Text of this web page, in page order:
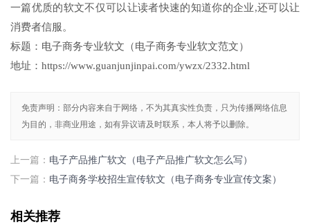
一篇优质的软文不仅可以让读者快速的知道你的企业,还可以让
消费者信服。
标题：电子商务专业软文（电子商务专业软文范文）
地址：https://www.guanjunjinpai.com/ywzx/2332.html
免责声明：部分内容来自于网络，不为其真实性负责，只为传播网络信息
为目的，非商业用途，如有异议请及时联系，本人将予以删除。
上一篇： 电子产品推广软文（电子产品推广软文怎么写）
下一篇： 电子商务学校招生宣传软文（电子商务专业宣传文案）
相关推荐